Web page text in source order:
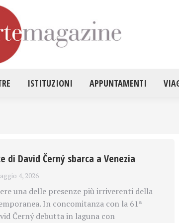
ISTITUZIONI APPUNTAMENTI
di David Černý sbarca a Venezia
4, 2026
una delle presenze più irriverenti della
In concomitanza con la 61ª
Černý debutta in laguna con
HOME